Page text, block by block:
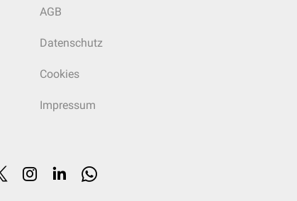
AGB
Datenschutz
Cookies
Impressum